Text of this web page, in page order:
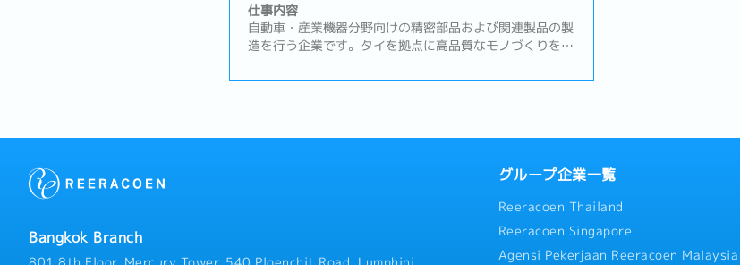
仕事内容
自動車・産業機器分野向けの精密部品および関連製品の製
造を行う企業です。タイを拠点に高品質なモノづくりを展
ています。製造設備の高度化と生産効率向上を推進し、継
造設備・生産設備の設計、改良および最適化・新規生産ラ
グ）・治具・工具・設備用部品の設計および開発・機械設
設計および電気システムとの統合検討・生産設備・工程に
おける技術的問題の分析とトラブルシューティング・製造
全基準・品質基準・技術規格の遵守および管理・エンジニ
Bangkok Branch
グループ企業一覧
Reeracoen Thailand
Reeracoen Singapore
Agensi Pekerjaan Reeracoen Malaysia